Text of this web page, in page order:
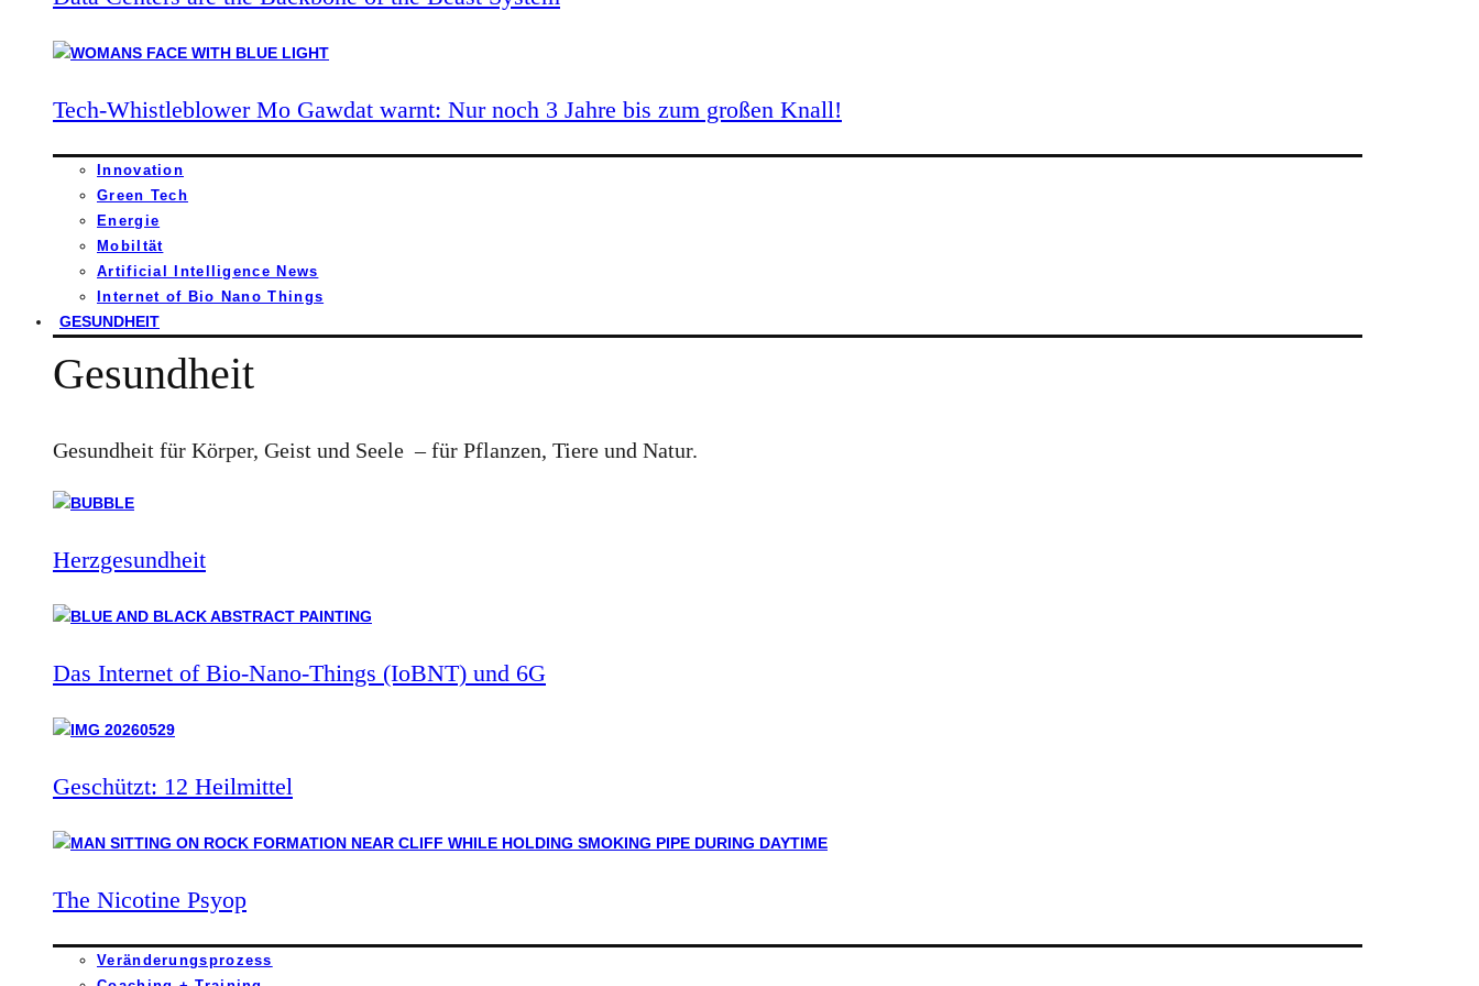
Tech-Whistleblower Mo Gawdat warnt: Nur noch 3 Jahre bis zum großen Knall!
Innovation
Green Tech
Energie
Mobiltät
Artificial Intelligence News
Internet of Bio Nano Things
GESUNDHEIT
Gesundheit
Gesundheit für Körper, Geist und Seele – für Pflanzen, Tiere und Natur.
Herzgesundheit
Das Internet of Bio-Nano-Things (IoBNT) und 6G
Geschützt: 12 Heilmittel
The Nicotine Psyop
Veränderungsprozess